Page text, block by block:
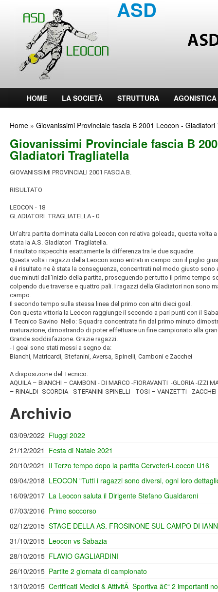
ASD
HOME LA SOCIETÀ STRUTTURA AGONISTICA
Home » Giovanissimi Provinciale fascia B 2001 Leocon - Gladiatori
Giovanissimi Provinciale fascia B
Gladiatori Tragliatella
GIOVANISSIMI PROVINCIALI 2001 FASCIA B.
RISULTATO
LEOCON - 18
GLADIATORI TRAGLIATELLA - 0
Un’altra partita dominata dalla Leocon con relativa goleada, questa volta
stata la A.S. Gladiatori Tragliatella.
Il risultato rispecchia esattamente la differenza tra le due squadre.
Questa volta i ragazzi della Leocon sono entrati in campo con il piglio
e il risultato ne è stata la conseguenza, concentrati nel modo giusto
due minuti dall'inizio della partita, proseguendo per tutto il primo tempo
colpendo due traverse e quattro pali. I ragazzi della Gladiatori non sono
campo.
Il secondo tempo sulla stessa linea del primo con altri dieci goal.
Con questa vittoria la Leocon raggiunge il secondo a pari punti con il
Il Tecnico Savino Nello: Squadra concentrata fin dal primo minuto
maturazione, dimostrando di poter effettuare un fine campionato alla
Grande soddisfazione. Grazie ragazzi.
- I goal sono stati messi a segno da:
Bianchi, Matricardi, Stefanini, Aversa, Spinelli, Camboni e Zacchei
A disposizione del Tecnico:
AQUILA – BIANCHI – CAMBONI - DI MARCO -FIORAVANTI -GLORIA -IZZI
– RINALDI -SCORDIA - STEFANINI SPINELLI - TOSI – VANZETTI - ZACCHEI
Archivio
03/09/2022 Fiuggi 2022
21/12/2021 Festa di Natale 2021
20/10/2021 Il Terzo tempo dopo la partita Cerveteri-Leocon U16
09/04/2018 LEOCON "Tutti i ragazzi sono diversi, ogni loro
16/09/2017 La Leocon saluta il Dirigente Stefano Gualdaroni
07/03/2016 Primo soccorso
02/12/2015 STAGE DELLA AS. FROSINONE SUL CAMPO DI
31/10/2015 Leocon vs Sabazia
28/10/2015 FLAVIO GAGLIARDINI
26/10/2015 Partite 2 giornata di campionato
13/10/2015 Certificati Medici & AttivitÃ Sportiva â€“ 2 importanti